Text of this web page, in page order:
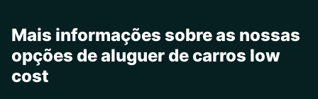
Mais informações sobre as nossas
opções de aluguer de carros low
cost